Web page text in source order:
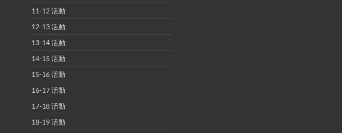
11-12 活動
12-13 活動
13-14 活動
14-15 活動
15-16 活動
16-17 活動
17-18 活動
18-19 活動